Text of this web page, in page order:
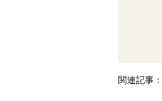
関連記事：